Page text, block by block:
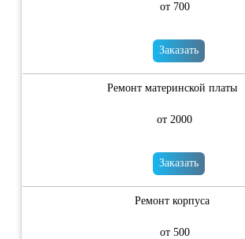
от 700
Заказать
Ремонт материнской платы
от 2000
Заказать
Ремонт корпуса
от 500